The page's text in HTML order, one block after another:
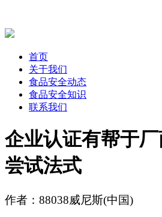
首页
关于我们
食品安全动态
食品安全知识
联系我们
企业认证有帮于
尝试法式
作者：88038威尼斯(中国)